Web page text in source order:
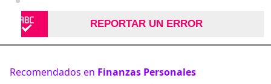
REPORTAR UN ERROR
Recomendados en Finanzas Personales